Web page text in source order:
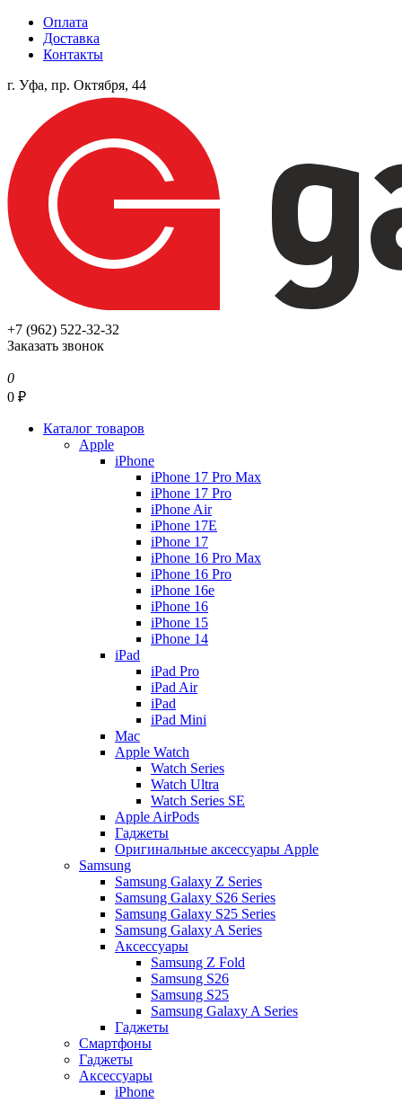
Оплата
Доставка
Контакты
г. Уфа, пр. Октября, 44
+7 (962) 522-32-32
Заказать звонок
0
0 ₽
Каталог товаров
Apple
iPhone
iPhone 17 Pro Max
iPhone 17 Pro
iPhone Air
iPhone 17E
iPhone 17
iPhone 16 Pro Max
iPhone 16 Pro
iPhone 16e
iPhone 16
iPhone 15
iPhone 14
iPad
iPad Pro
iPad Air
iPad
iPad Mini
Mac
Apple Watch
Watch Series
Watch Ultra
Watch Series SE
Apple AirPods
Гаджеты
Оригинальные аксессуары Apple
Samsung
Samsung Galaxy Z Series
Samsung Galaxy S26 Series
Samsung Galaxy S25 Series
Samsung Galaxy A Series
Аксессуары
Samsung Z Fold
Samsung S26
Samsung S25
Samsung Galaxy A Series
Гаджеты
Смартфоны
Гаджеты
Аксессуары
iPhone